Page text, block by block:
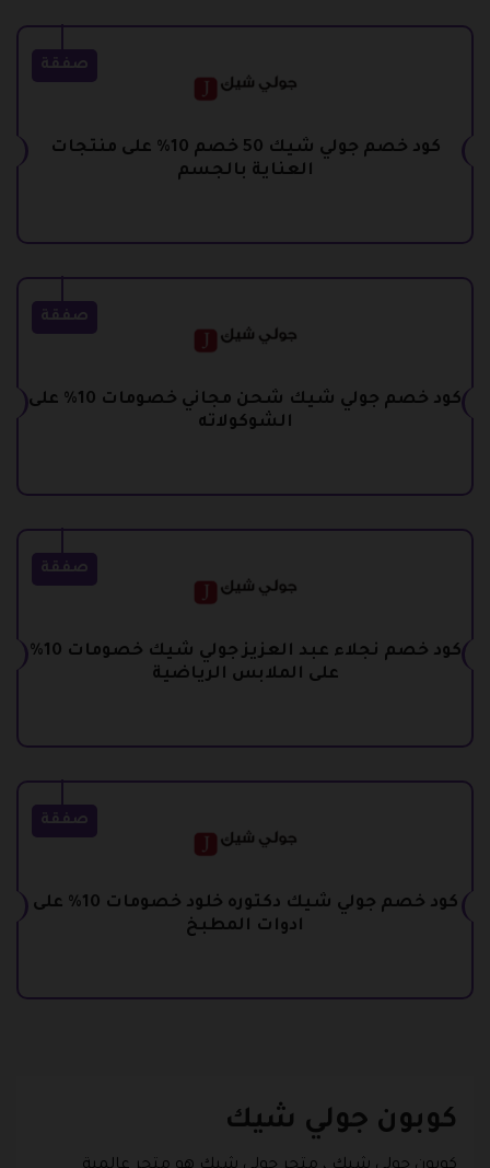
صفقة
كود خصم جولي شيك 50 خصم 10% على منتجات
العناية بالجسم
صفقة
كود خصم جولي شيك شحن مجاني خصومات 10% على
الشوكولاته
صفقة
كود خصم نجلاء عبد العزيز جولي شيك خصومات 10%
على الملابس الرياضية
صفقة
كود خصم جولي شيك دكتوره خلود خصومات 10% على
ادوات المطبخ
كوبون جولي شيك